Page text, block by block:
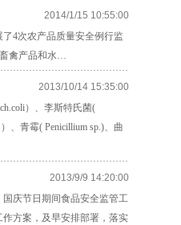
2014/1/15 10:55:00
4次农产品质量安全例行监
畜禽产品和水…
2013/10/14 15:35:00
）、李斯特氏菌(
、青霉( Penicillium sp.)、曲
2013/9/9 14:20:00
庆节日期间食品安全监管工
方案，及早安排部署，落实